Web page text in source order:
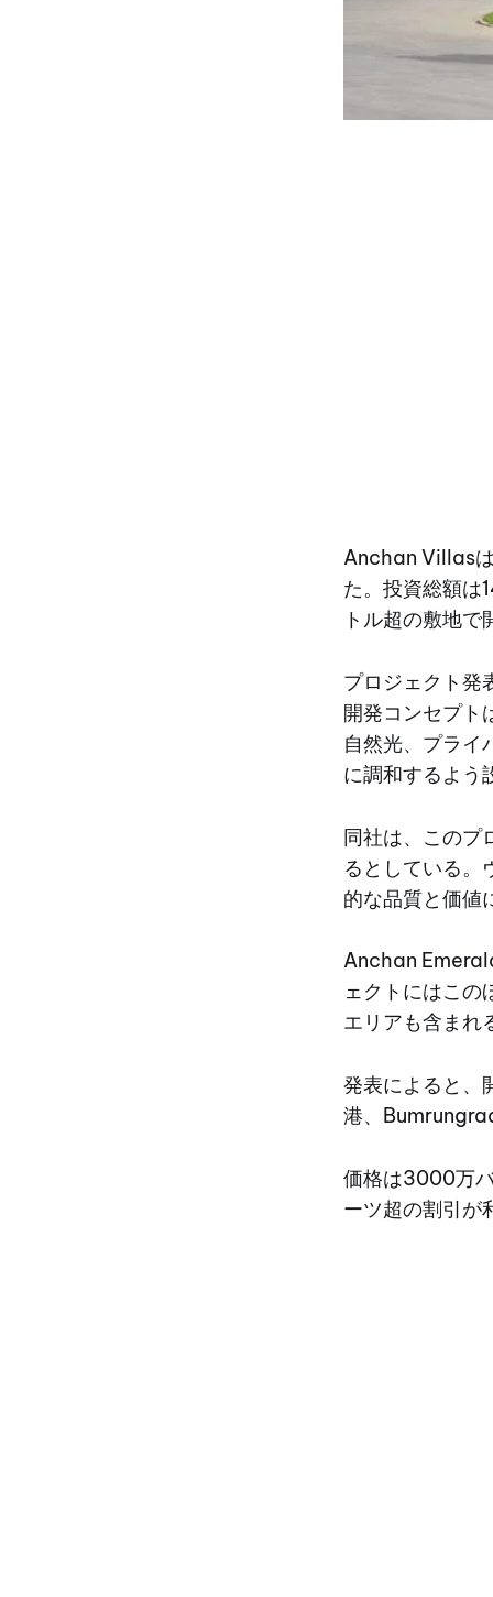
Anchan Villas
た。投資総額は
トル超の敷地で
プロジェクト
開発コンセプ
自然光、プライ
に調和するよう
同社は、このプ
るとしている。
的な品質と価値
Anchan
ェクトにはこの
エリアも含まれ
発表によると
港、
価格は3000万
ーツ超の割引が